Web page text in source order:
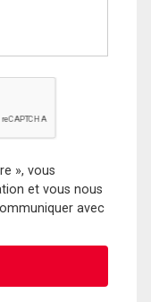
», vous
et vous nous
avec